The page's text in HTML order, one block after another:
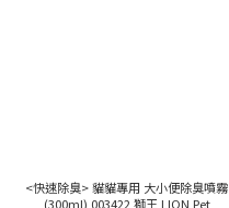
<快速除臭> 貓貓專用 大小便除臭噴霧
(300ml) 003422 獅王 LION Pet